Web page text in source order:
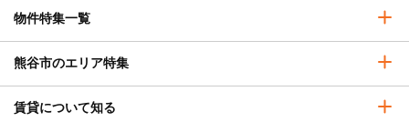
物件特集一覧
熊谷市のエリア特集
賃貸について知る